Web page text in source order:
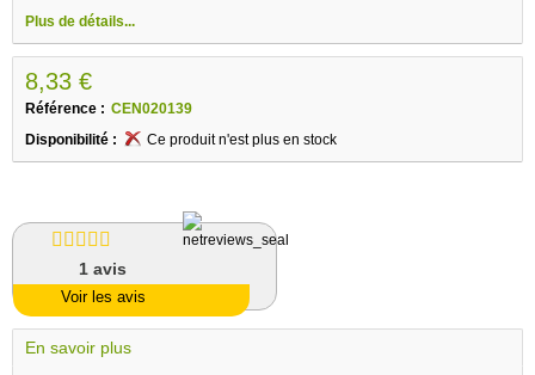
Plus de détails...
8,33 €
Référence : CEN020139
Disponibilité :
Ce produit n'est plus en stock
1 avis
Voir les avis
En savoir plus